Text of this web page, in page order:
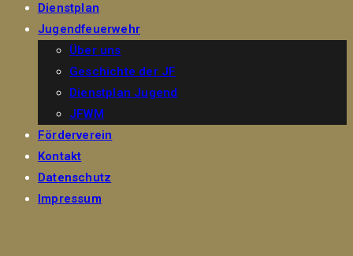
Dienstplan
Jugendfeuerwehr
Über uns
Geschichte der JF
Dienstplan Jugend
JFWM
Förderverein
Kontakt
Datenschutz
Impressum